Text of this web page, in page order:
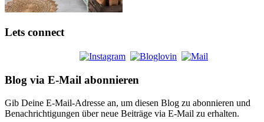
Lets connect
Blog via E-Mail abonnieren
Gib Deine E-Mail-Adresse an, um diesen Blog zu abonnieren und
Benachrichtigungen über neue Beiträge via E-Mail zu erhalten.